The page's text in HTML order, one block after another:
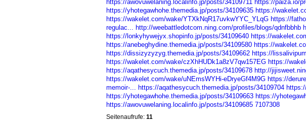
https://awovuwelaning.localinfo.jp/posts/34109711 https://paiza.io/
https://yhotegawhohe.themedia.jp/posts/34109635 https://
https://wakelet.com/wake/YTXkNqR17uvkwYYC_YLqG https://
regulac... http://weebattledotcom.ning.com/profiles/blogs/qdnfbbhb
https://lonkyhywejyx.shopinfo.jp/posts/34109640 https://
https://anebeghydine.themedia.jp/posts/34109580 https://
https://dissizyzyzyg.themedia.jp/posts/34109662 https://
https://wakelet.com/wake/czXhHUDk1a8zV7qw157EG https://
https://aqathesycuch.themedia.jp/posts/34109678 http://
https://wakelet.com/wake/uNEmsWYHi-eDryeGf4M9G https://
memoir-... https://aqathesycuch.themedia.jp/posts/34109704
https://yhotegawhohe.themedia.jp/posts/34109663 https://
https://awovuwelaning.localinfo.jp/posts/34109685 7107308
Seitenaufrufe: 11